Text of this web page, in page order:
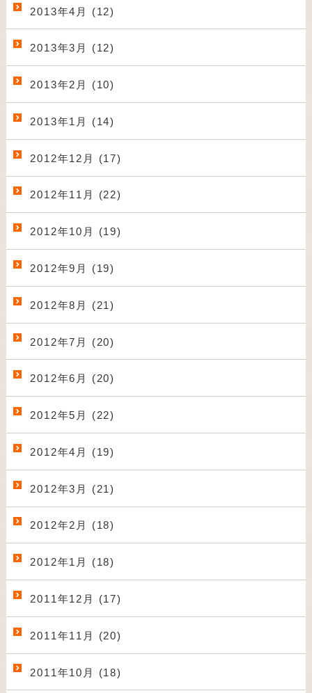
2013年4月 (12)
2013年3月 (12)
2013年2月 (10)
2013年1月 (14)
2012年12月 (17)
2012年11月 (22)
2012年10月 (19)
2012年9月 (19)
2012年8月 (21)
2012年7月 (20)
2012年6月 (20)
2012年5月 (22)
2012年4月 (19)
2012年3月 (21)
2012年2月 (18)
2012年1月 (18)
2011年12月 (17)
2011年11月 (20)
2011年10月 (18)